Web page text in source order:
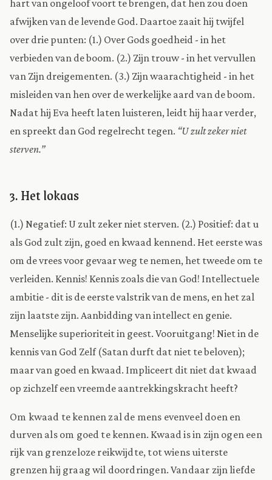
hart van ongeloof voort te brengen, dat hen zou doen
afwijken van de levende God. Daartoe zaait hij twijfel
over drie punten: (1.) Over Gods goedheid - in het
verbieden van de boom. (2.) Zijn trouw - in het vervullen
van Zijn dreigementen. (3.) Zijn waarachtigheid - in het
misleiden van hen over de werkelijke aard van de boom.
Nadat hij Eva heeft laten luisteren, leidt hij haar verder,
en spreekt dan God regelrecht tegen. “U zult zeker niet
sterven.”
3. Het lokaas
(1.) Negatief: U zult zeker niet sterven. (2.) Positief: dat u
als God zult zijn, goed en kwaad kennend. Het eerste was
om de vrees voor gevaar weg te nemen, het tweede om te
verleiden. Kennis! Kennis zoals die van God! Intellectuele
ambitie - dit is de eerste valstrik van de mens, en het zal
zijn laatste zijn. Aanbidding van intellect en genie.
Menselijke superioriteit in geest. Vooruitgang! Niet in de
kennis van God Zelf (Satan durft dat niet te beloven);
maar van goed en kwaad. Impliceert dit niet dat kwaad
op zichzelf een vreemde aantrekkingskracht heeft?
Om kwaad te kennen zal de mens evenveel doen en
durven als om goed te kennen. Kwaad is in zijn ogen een
rijk van grenzeloze reikwijdte, tot wiens uiterste
grenzen hij graag wil doordringen. Vandaar zijn liefde